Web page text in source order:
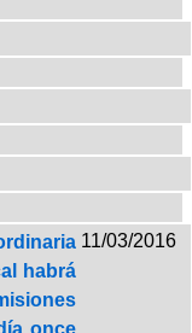
habrá
once
11/03/2016